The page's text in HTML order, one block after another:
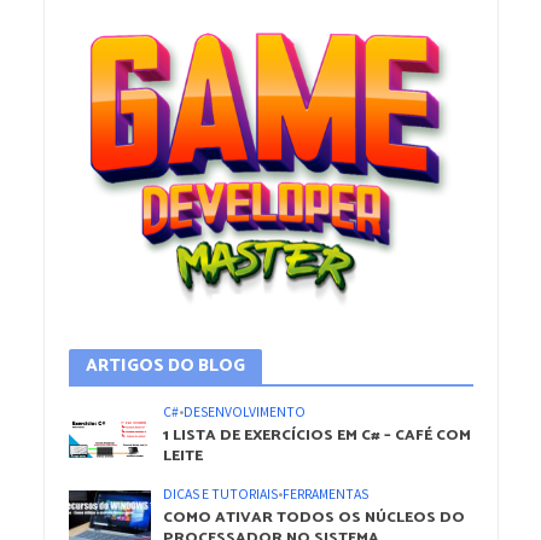
ARTIGOS DO BLOG
C#•DESENVOLVIMENTO
1 LISTA DE EXERCÍCIOS EM C# – CAFÉ COM
LEITE
DICAS E TUTORIAIS•FERRAMENTAS
COMO ATIVAR TODOS OS NÚCLEOS DO